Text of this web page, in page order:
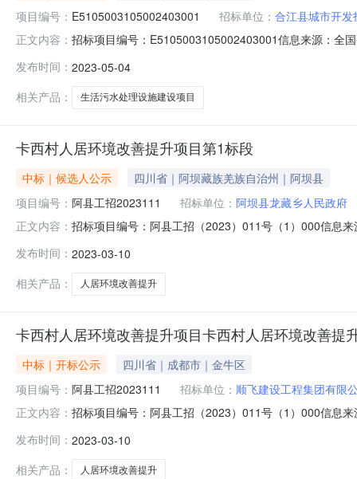
项目编号： E5105003105002403001 招标单位： 合江县城市开
正文内容： 招标项目编号：E5105003105002403001信息来源：全
目业主合江县城市开发投资（集团）有限公司项目业主
发布时间： 2023-05-04
相关产品：
生活污水处理设施建设项目
卡西村人居环境改善提升项目第1标段
中标｜候选人公示
四川省｜阿坝藏族羌族自治州｜阿坝县
项目编号： 阿县工招2023111 招标单位： 阿坝县龙藏乡人民政府
正文内容： 招标项目编号：阿县工招（2023）011号（1）000信息
采购电子交易系统3.阿坝州国有产权和土地矿权电子交
发布时间： 2023-03-10
相关产品：
人居环境改善提升
卡西村人居环境改善提升项目卡西村人居环境改善提
中标｜开标公示
四川省｜成都市｜金牛区
项目编号： 阿县工招2023111 招标单位： 顺飞建设工程集团有限
正文内容： 招标项目编号：阿县工招（2023）011号（1）000信息
项目电子交易系统2.阿坝州政府采购电子交易系统3.阿坝
公
发布时间： 2023-03-10
相关产品：
人居环境改善提升